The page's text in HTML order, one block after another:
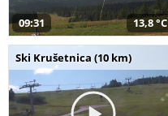
09:31 13,8 °C
Ski Krušetnica (10 km)